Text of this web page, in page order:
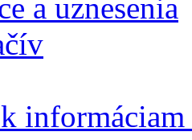
a uznesenia